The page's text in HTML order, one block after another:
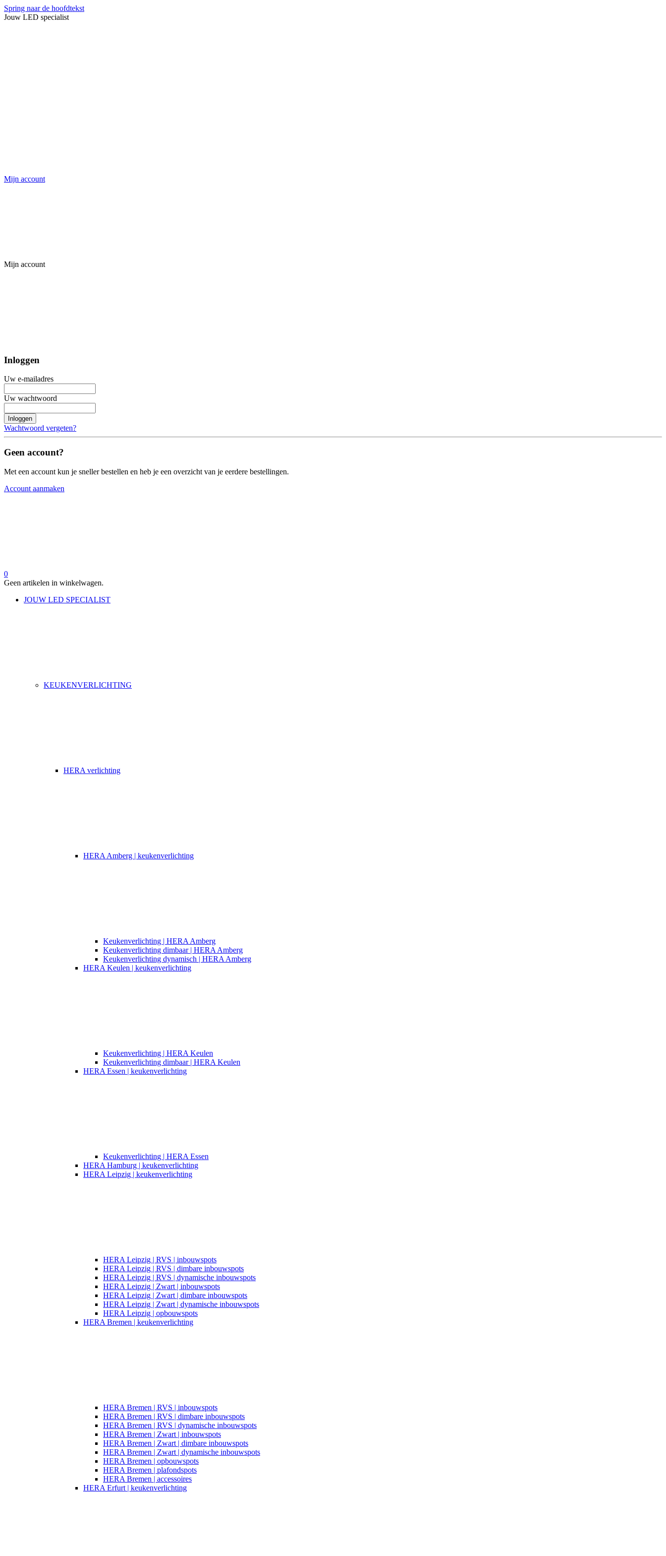
Spring naar de hoofdtekst
Jouw LED specialist
Mijn account
Mijn account
Inloggen
Uw e-mailadres
Uw wachtwoord
Inloggen
Wachtwoord vergeten?
Geen account?
Met een account kun je sneller bestellen en heb je een overzicht van je eerdere bestellingen.
Account aanmaken
0
Geen artikelen in winkelwagen.
JOUW LED SPECIALIST
KEUKENVERLICHTING
HERA verlichting
HERA Amberg | keukenverlichting
Keukenverlichting | HERA Amberg
Keukenverlichting dimbaar | HERA Amberg
Keukenverlichting dynamisch | HERA Amberg
HERA Keulen | keukenverlichting
Keukenverlichting | HERA Keulen
Keukenverlichting dimbaar | HERA Keulen
HERA Essen | keukenverlichting
Keukenverlichting | HERA Essen
HERA Hamburg | keukenverlichting
HERA Leipzig | keukenverlichting
HERA Leipzig | RVS | inbouwspots
HERA Leipzig | RVS | dimbare inbouwspots
HERA Leipzig | RVS | dynamische inbouwspots
HERA Leipzig | Zwart | inbouwspots​
HERA Leipzig | Zwart | dimbare inbouwspots
HERA Leipzig | Zwart | dynamische inbouwspots
HERA Leipzig | opbouwspots
HERA Bremen | keukenverlichting
HERA Bremen | RVS | inbouwspots
HERA Bremen | RVS | dimbare inbouwspots
HERA Bremen | RVS | dynamische inbouwspots
HERA Bremen | Zwart | inbouwspots
HERA Bremen | Zwart | dimbare inbouwspots
HERA Bremen | Zwart | dynamische inbouwspots
HERA Bremen | opbouwspots
HERA Bremen | plafondspots
HERA Bremen | accessoires
HERA Erfurt | keukenverlichting